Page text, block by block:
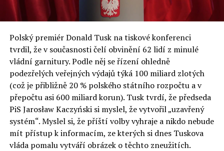
ekonomických a sociálních problémů v Polsku a střední
a východní Evropě.
Otázky spojené s vývojem umělé inteligence budou na
fóru AI zvláště diskutovanou oblastí. Fórum AI bude
zahrnovat vyhrazenou tematickou trať skládající se z
panelů, prezentací, workshopů a speciálních akcí.
Budou diskutovány klíčové otázky vlivu umělé
inteligence ve společnosti, ale i v sektoru veřejných a
komerčních služeb. Budou se diskutovat problémy a
výzvy, kterým bude muset trh čelit tváří v tvář zásadním
technologickým změnám. Účastníci fóra také zváží, do
Polský premiér Donald Tusk na tiskové konferenci
tvrdil, že v současnosti čelí obvinění 62 lidí z minulé
vládní garnitury. Podle něj se řízení ohledně
podezřelých veřejných výdajů týká 100 miliard zlotých
(což je přibližně 20 % polského státního rozpočtu a v
přepočtu asi 600 miliard korun). Tusk tvrdí, že předseda
PiS Jarosław Kaczyński si myslel, že vytvořil „uzavřený
systém“. Myslel si, že příští volby vyhraje a nikdo nebude
mít přístup k informacím, ze kterých si dnes Tuskova
vláda pomalu vytváří obrázek o těchto zneužitích.